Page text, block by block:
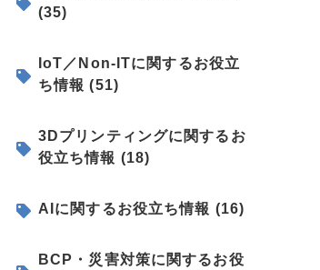
(35)
IoT／Non-ITに関するお役立
ち情報 (51)
3Dプリンティングに関するお
役立ち情報 (18)
AIに関するお役立ち情報 (16)
BCP・災害対策に関するお役